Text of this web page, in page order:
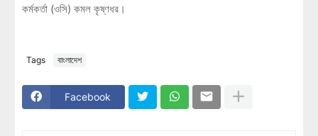
কর্মকর্তা (ওসি) কমল কৃষ্ণধর।
Tags বাংলাদেশ
Facebook